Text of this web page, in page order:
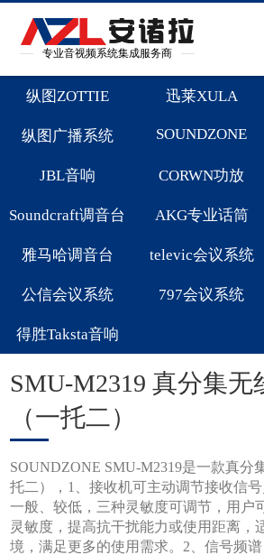
专业音视频系统集成服务商
纵图ZOTTIE 迅莱XULA
纵图广播系统 SOUNDZONE
JBL音响 CORWN功放
Soundcraft调音台 AKG专业话筒
雅马哈调音台 televic会议系统
公信会议系统 797会议系统
得胜Taksta音响
SMU-M2319 真分集无
（一托二）
SOUNDZONE SMU-M2319是一款真分
托二），1、接收机可主动调节接收信号
一般、较低，三种灵敏度可调节，用户
灵敏度，提高抗干扰能力或使用距离，
境，满足更多的使用需求。2、信号频